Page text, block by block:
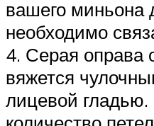
вашего миньона
необходимо
4. Серая оправа
вяжется
лицевой